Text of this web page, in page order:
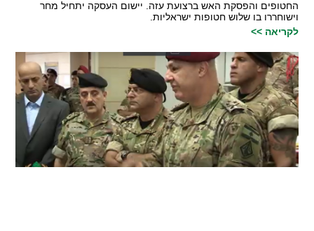
החטופים והפסקת האש ברצועת עזה. יישום העסקה יתחיל מחר
וישוחררו בו שלוש חטופות ישראליות.
לקריאה >>